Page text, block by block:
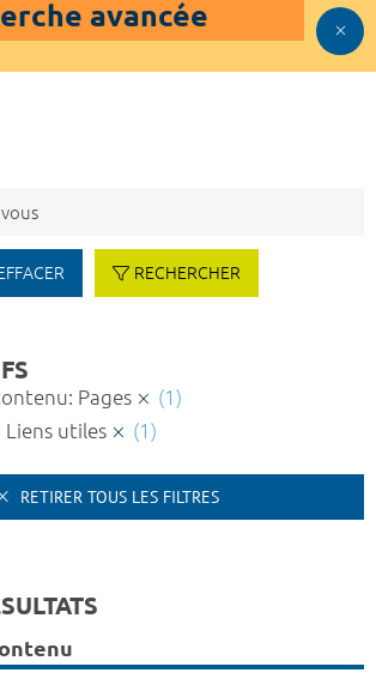
avancée
RECHERCHER
Pages
(1)
Liens utiles
(1)
RETIRER TOUS LES FILTRES